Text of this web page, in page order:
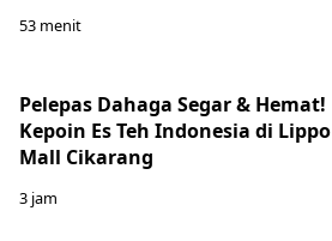
53 menit
Pelepas Dahaga Segar & Hemat!
Kepoin Es Teh Indonesia di Lippo
Mall Cikarang
3 jam